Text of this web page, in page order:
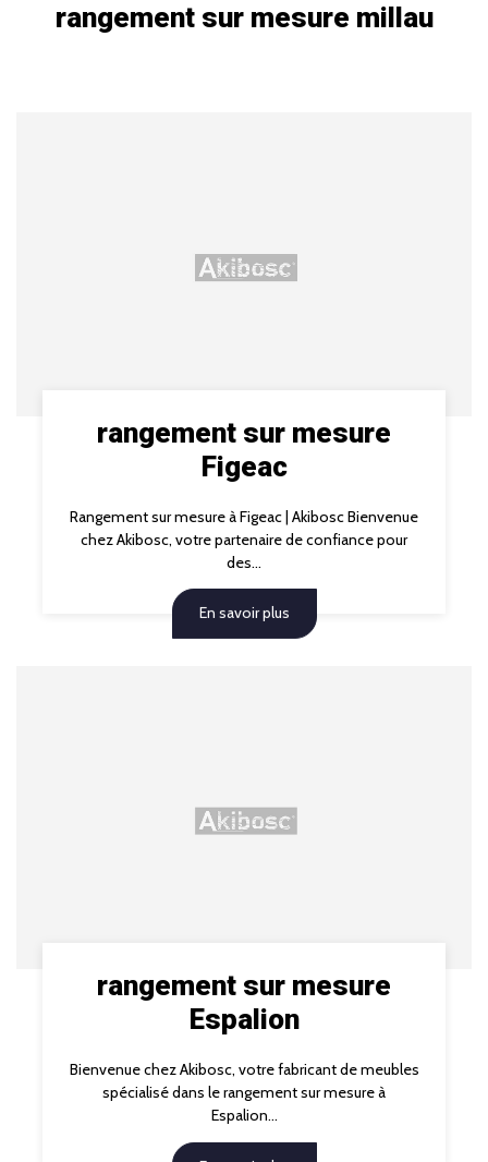
rangement sur mesure millau
rangement sur mesure
Figeac
Rangement sur mesure à Figeac | Akibosc Bienvenue
chez Akibosc, votre partenaire de confiance pour
des...
En savoir plus
rangement sur mesure
Espalion
Bienvenue chez Akibosc, votre fabricant de meubles
spécialisé dans le rangement sur mesure à
Espalion...